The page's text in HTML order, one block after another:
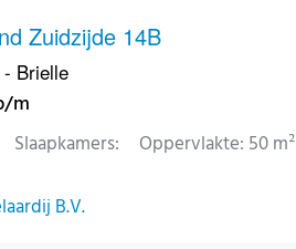
Zuidzijde 14B
Brielle
m
Slaapkamers: Oppervlakte: 50 m²
B.V.